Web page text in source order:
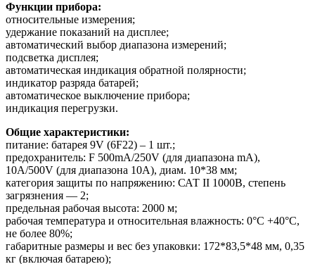
Функции прибора:
относительные измерения;
удержание показаний на дисплее;
автоматический выбор диапазона измерений;
подсветка дисплея;
автоматическая индикация обратной полярности;
индикатор разряда батарей;
автоматическое выключение прибора;
индикация перегрузки.
Общие характеристики:
питание: батарея 9V (6F22) – 1 шт.;
предохранитель: F 500mA/250V (для диапазона mА),
10A/500V (для диапазона 10А), диам. 10*38 мм;
категория защиты по напряжению: САТ II 1000В, степень
загрязнения — 2;
предельная рабочая высота: 2000 м;
рабочая температура и относительная влажность: 0°С +40°С,
не более 80%;
габаритные размеры и вес без упаковки: 172*83,5*48 мм, 0,35
кг (включая батарею);